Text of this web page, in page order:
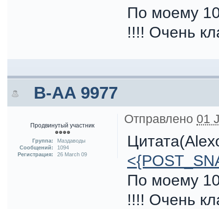
По моему
!!!! Очень
B-AA 9977
Продвинутый участник
Группа:
Маздаводы
Сообщений:
1094
Регистрация:
26 March 09
Отправлено 01
По моему
!!!! Очень